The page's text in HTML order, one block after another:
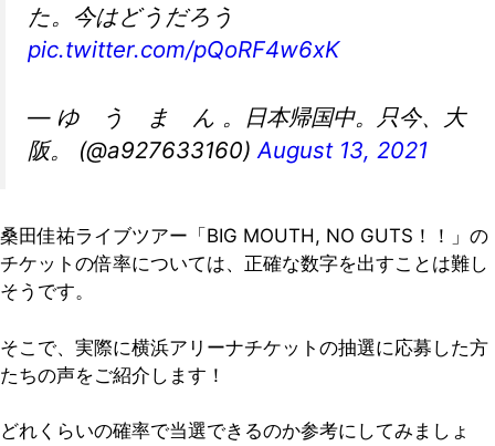
た。今はどうだろう
pic.twitter.com/pQoRF4w6xK
— ゆ う ま ん 。日本帰国中。只今、大
阪。 (@a927633160) August 13, 2021
桑田佳祐ライブツアー「BIG MOUTH, NO GUTS！！」の
チケットの倍率については、正確な数字を出すことは難し
そうです。
そこで、実際に横浜アリーナチケットの抽選に応募した方
たちの声をご紹介します！
どれくらいの確率で当選できるのか参考にしてみましょ